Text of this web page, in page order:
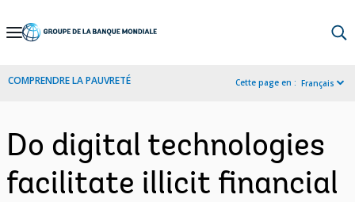
Skip
Navigation
COMPRENDRE LA PAUVRETÉ Cette page en : Français
Do digital technologies
facilitate illicit financial